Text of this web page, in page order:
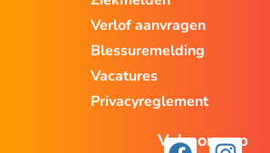
Verlof aanvragen
Blessuremelding
Vacatures
Privacyreglement
Volg ons op